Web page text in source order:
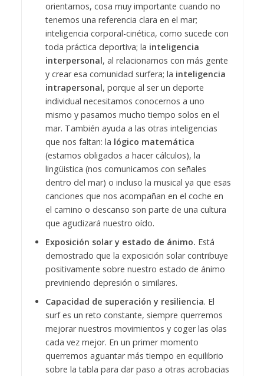
orientarnos, cosa muy importante cuando no
tenemos una referencia clara en el mar;
inteligencia corporal-cinética, como sucede con
toda práctica deportiva; la inteligencia
interpersonal, al relacionarnos con más gente
y crear esa comunidad surfera; la inteligencia
intrapersonal, porque al ser un deporte
individual necesitamos conocernos a uno
mismo y pasamos mucho tiempo solos en el
mar. También ayuda a las otras inteligencias
que nos faltan: la lógico matemática
(estamos obligados a hacer cálculos), la
lingüistica (nos comunicamos con señales
dentro del mar) o incluso la musical ya que esas
canciones que nos acompañan en el coche en
el camino o descanso son parte de una cultura
que agudizará nuestro oído.
Exposición solar y estado de ánimo. Está
demostrado que la exposición solar contribuye
positivamente sobre nuestro estado de ánimo
previniendo depresión o similares.
Capacidad de superación y resiliencia. El
surf es un reto constante, siempre querremos
mejorar nuestros movimientos y coger las olas
cada vez mejor. En un primer momento
querremos aguantar más tiempo en equilibrio
sobre la tabla para dar paso a otras acrobacias